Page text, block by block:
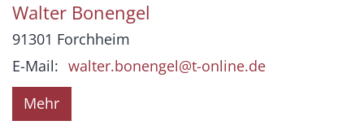
Walter Bonengel
91301 Forchheim
E-Mail: walter.bonengel@t-online.de
Mehr